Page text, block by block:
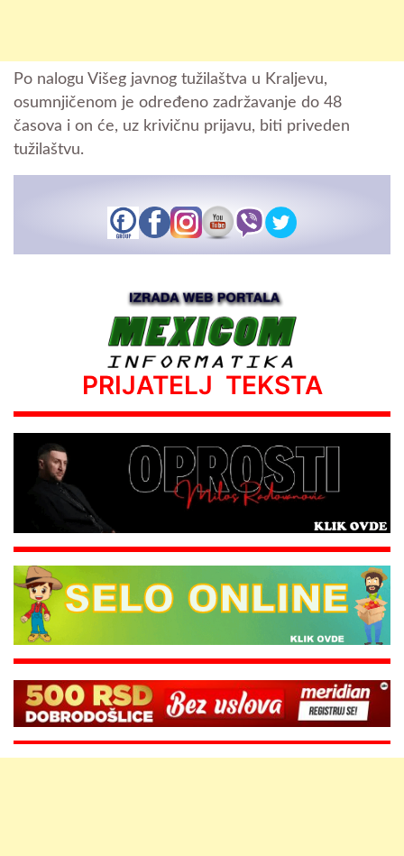
Po nalogu Višeg javnog tužilaštva u Kraljevu,
osumnjičenom je određeno zadržavanje do 48
časova i on će, uz krivičnu prijavu, biti priveden
tužilaštvu.
PRIJATELJ TEKSTA